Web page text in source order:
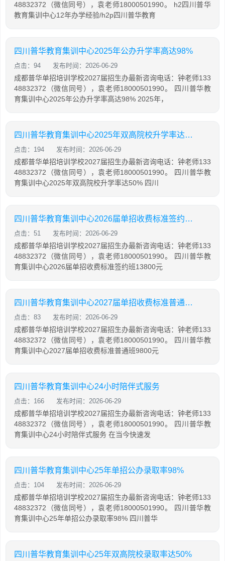
48832372（微信同号），袁老师18000501990。 h2四川普华
教育集训中心12年办学经验/h2p四川普华教育
四川普华教育集训中心2025年公办升学率高达98%
点击：94 发布时间：2026-06-29
成都普华单招培训学校2027届招生办最新咨询电话：钟老师133
48832372（微信同号），袁老师18000501990。 四川普华教
育集训中心2025年公办升学率高达98% 2025年，
四川普华教育集训中心2025年双高院校升学率达50%
点击：194 发布时间：2026-06-29
成都普华单招培训学校2027届招生办最新咨询电话：钟老师133
48832372（微信同号），袁老师18000501990。 四川普华教
育集训中心2025年双高院校升学率达50% 四川
四川普华教育集训中心2026届单招收费标准签约班13800元
点击：51 发布时间：2026-06-29
成都普华单招培训学校2027届招生办最新咨询电话：钟老师133
48832372（微信同号），袁老师18000501990。 四川普华教
育集训中心2026届单招收费标准签约班13800元
四川普华教育集训中心2027届单招收费标准普通班9800元
点击：83 发布时间：2026-06-29
成都普华单招培训学校2027届招生办最新咨询电话：钟老师133
48832372（微信同号），袁老师18000501990。 四川普华教
育集训中心2027届单招收费标准普通班9800元
四川普华教育集训中心24小时陪伴式服务
点击：166 发布时间：2026-06-29
成都普华单招培训学校2027届招生办最新咨询电话：钟老师133
48832372（微信同号），袁老师18000501990。 四川普华教
育集训中心24小时陪伴式服务 在当今快速发
四川普华教育集训中心25年单招公办录取率98%
点击：104 发布时间：2026-06-29
成都普华单招培训学校2027届招生办最新咨询电话：钟老师133
48832372（微信同号），袁老师18000501990。 四川普华教
育集训中心25年单招公办录取率98% 四川普华
四川普华教育集训中心25年双高院校录取率达50%